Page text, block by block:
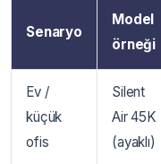
Senaryo
Model
örneği
Ev /
küçük
ofis
Silent
Air 45K
(ayaklı)